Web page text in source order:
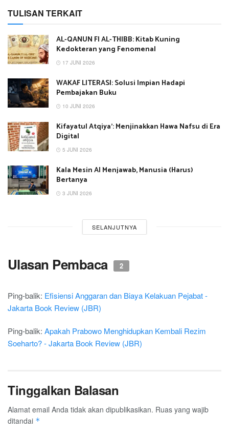
TULISAN TERKAIT
AL-QANUN FI AL-THIBB: Kitab Kuning
Kedokteran yang Fenomenal
17 JUNI 2026
WAKAF LITERASI: Solusi Impian Hadapi
Pembajakan Buku
10 JUNI 2026
Kifayatul Atqiya’: Menjinakkan Hawa Nafsu di Era
Digital
5 JUNI 2026
Kala Mesin AI Menjawab, Manusia (Harus)
Bertanya
3 JUNI 2026
SELANJUTNYA
Ulasan Pembaca 2
Ping-balik: Efisiensi Anggaran dan Biaya Kelakuan Pejabat -
Jakarta Book Review (JBR)
Ping-balik: Apakah Prabowo Menghidupkan Kembali Rezim
Soeharto? - Jakarta Book Review (JBR)
Tinggalkan Balasan
Alamat email Anda tidak akan dipublikasikan. Ruas yang wajib
ditandai *